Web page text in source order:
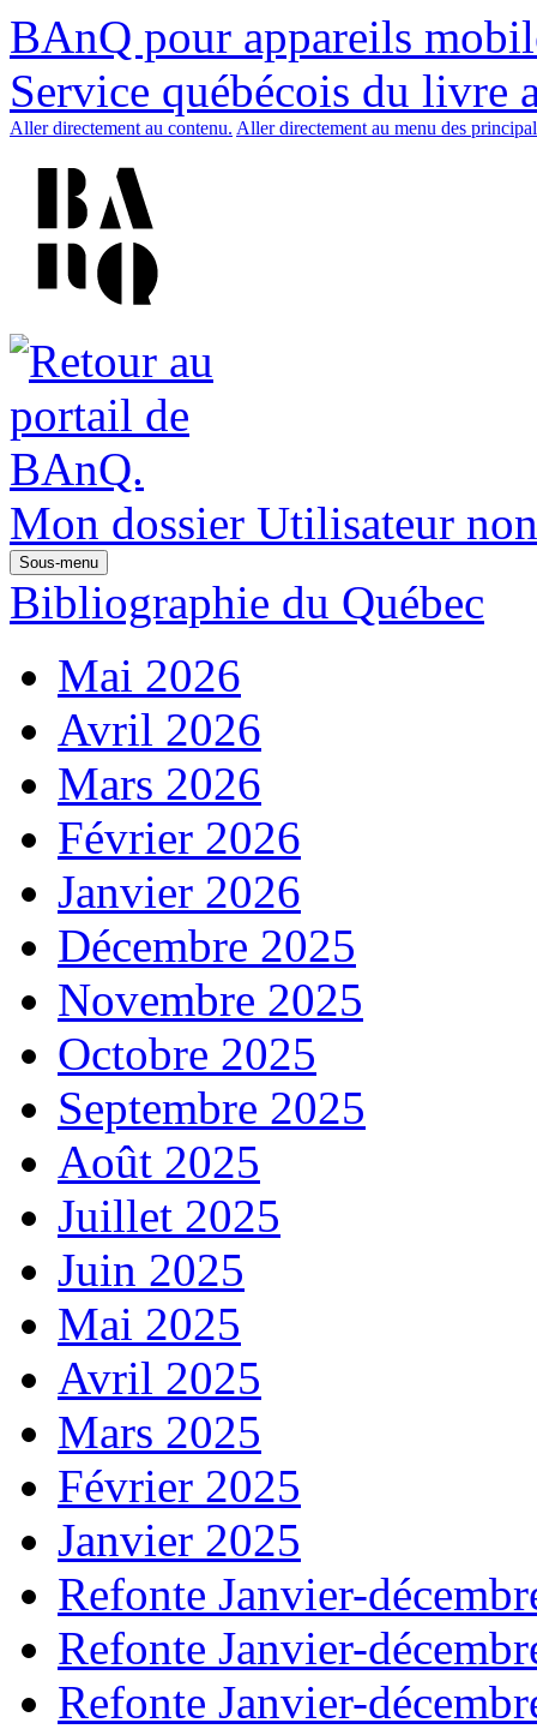
BAnQ pour appareils
Service québécois du livre
Aller directement au contenu. Aller directement au menu des
Mon dossier Utilisateur
Sous-menu
Bibliographie du Québec
Mai 2026
Avril 2026
Mars 2026
Février 2026
Janvier 2026
Décembre 2025
Novembre 2025
Octobre 2025
Septembre 2025
Août 2025
Juillet 2025
Juin 2025
Mai 2025
Avril 2025
Mars 2025
Février 2025
Janvier 2025
Refonte Janvier-
Refonte Janvier-
Refonte Janvier-